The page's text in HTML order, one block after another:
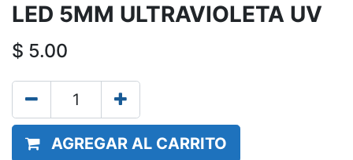
LED 5MM ULTRAVIOLETA UV
$ 5.00
AGREGAR AL CARRITO